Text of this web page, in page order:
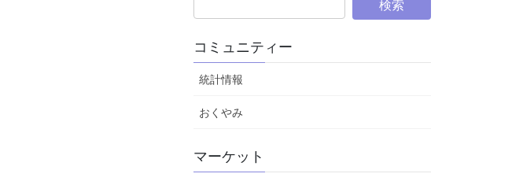
コミュニティー
統計情報
おくやみ
マーケット